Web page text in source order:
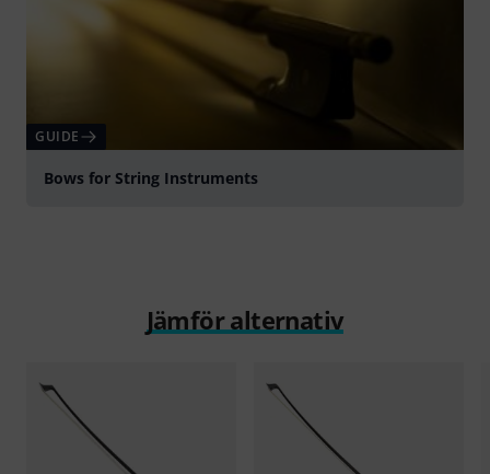
GUIDE
Bows for String Instruments
Jämför alternativ